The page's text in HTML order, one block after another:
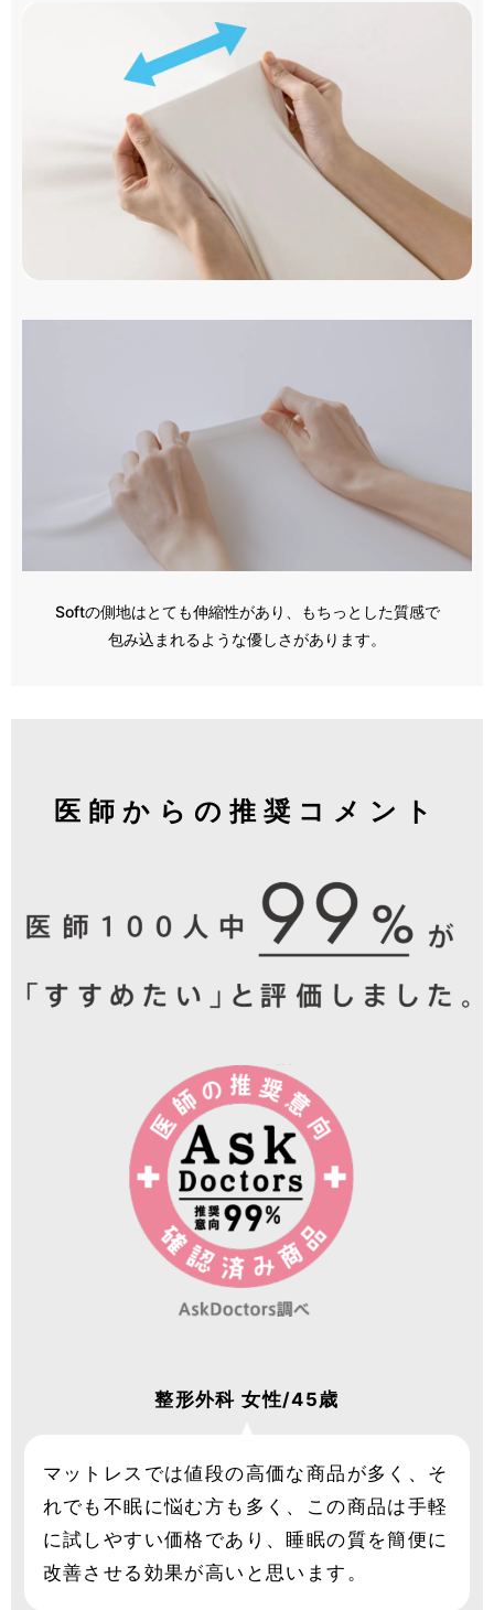
Softの側地はとても伸縮性があり、もちっとした質感で
包み込まれるような優しさがあります。
医師からの推奨コメント
整形外科女性/45歳
マットレスでは値段の高価な商品が多く、そ
れでも不眠に悩む方も多く、この商品は手軽
に試しやすい価格であり、睡眠の質を簡便に
改善させる効果が高いと思います。